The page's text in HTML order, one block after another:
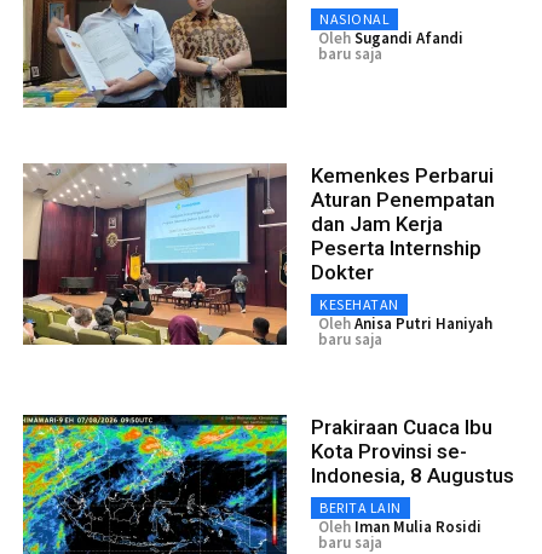
NASIONAL
OlehSugandi Afandi
baru saja
Kemenkes Perbarui
Aturan Penempatan
dan Jam Kerja
Peserta Internship
Dokter
KESEHATAN
OlehAnisa Putri Haniyah
baru saja
Prakiraan Cuaca Ibu
Kota Provinsi se-
Indonesia, 8 Augustus
BERITA LAIN
Oleh Iman Mulia Rosidi
baru saja